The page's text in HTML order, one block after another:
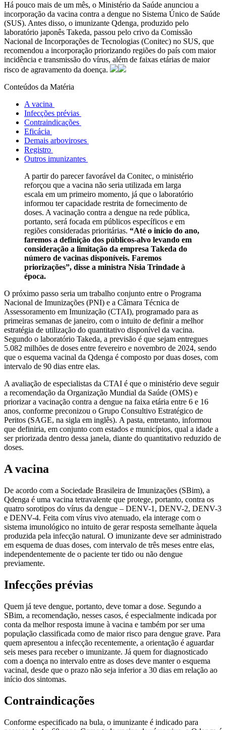
Há pouco mais de um mês, o Ministério da Saúde anunciou a
incorporação da vacina contra a dengue no Sistema Único de Saúde
(SUS). Antes disso, o imunizante Qdenga, produzido pelo
laboratório japonês Takeda, passou pelo crivo da Comissão
Nacional de Incorporações de Tecnologias (Conitec) no SUS, que
recomendou a incorporação priorizando regiões do país com maior
incidência e transmissão do vírus, além de faixas etárias de maior
risco de agravamento da doença.
Conteúdos da Matéria
A vacina
Infecções prévias
Contraindicações
Eficácia
Demais arboviroses
Registro
Outros imunizantes
A partir do parecer favorável da Conitec, o ministério
reforçou que a vacina não seria utilizada em larga
escala em um primeiro momento, já que o laboratório
informou ter capacidade restrita de fornecimento de
doses. A vacinação contra a dengue na rede pública,
portanto, será focada em públicos específicos e em
regiões consideradas prioritárias. “Até o início do ano,
faremos a definição dos públicos-alvo levando em
consideração a limitação da empresa Takeda do
número de vacinas disponíveis. Faremos
priorizações”, disse a ministra Nísia Trindade à
época.
O próximo passo seria um trabalho conjunto entre o Programa
Nacional de Imunizações (PNI) e a Câmara Técnica de
Assessoramento em Imunização (CTAI), programado para as
primeiras semanas de janeiro, com o intuito de definir a melhor
estratégia de utilização do quantitativo disponível da vacina.
Segundo o laboratório Takeda, a previsão é que sejam entregues
5.082 milhões de doses entre fevereiro e novembro de 2024, sendo
que o esquema vacinal da Qdenga é composto por duas doses, com
intervalo de 90 dias entre elas.
A avaliação de especialistas da CTAI é que o ministério deve seguir
a recomendação da Organização Mundial da Saúde (OMS) e
priorizar a vacinação contra a dengue na faixa etária entre 6 e 16
anos, conforme preconizou o Grupo Consultivo Estratégico de
Peritos (SAGE, na sigla em inglês). A pasta, entretanto, informou
que definiria, em conjunto com estados e municípios, qual a idade a
ser priorizada dentro dessa janela, diante do quantitativo reduzido de
doses.
A vacina
De acordo com a Sociedade Brasileira de Imunizações (SBim), a
Qdenga é uma vacina tetravalente que protege, portanto, contra os
quatro sorotipos do vírus da dengue – DENV-1, DENV-2, DENV-3
e DENV-4. Feita com vírus vivo atenuado, ela interage com o
sistema imunológico no intuito de gerar resposta semelhante àquela
produzida pela infecção natural. O imunizante deve ser administrado
em esquema de duas doses, com intervalo de três meses entre elas,
independentemente de o paciente ter tido ou não dengue
previamente.
Infecções prévias
Quem já teve dengue, portanto, deve tomar a dose. Segundo a
SBim, a recomendação, nesses casos, é especialmente indicada por
conta da melhor resposta imune à vacina e também por ser uma
população classificada como de maior risco para dengue grave. Para
quem apresentou a infecção recentemente, a orientação é aguardar
seis meses para receber o imunizante. Já quem for diagnosticado
com a doença no intervalo entre as doses deve manter o esquema
vacinal, desde que o prazo não seja inferior a 30 dias em relação ao
início dos sintomas.
Contraindicações
Conforme especificado na bula, o imunizante é indicado para